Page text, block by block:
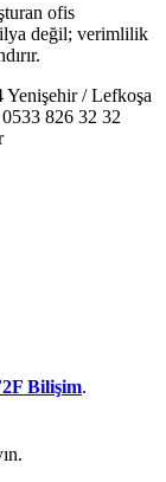
ofis
değil; verimlilik
/ Lefkoşa
826 32 32
Bilişim.